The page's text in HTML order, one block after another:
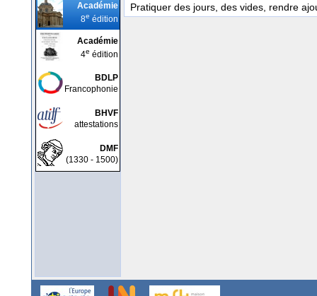
Académie
8e édition
Académie
4e édition
BDLP
Francophonie
BHVF
attestations
DMF
(1330 - 1500)
Pratiquer des jours, des vides, rendre